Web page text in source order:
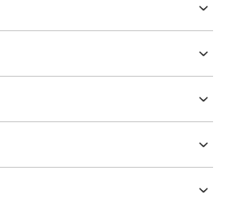
コインロッカー
の向かい、営業時間は始発から終電